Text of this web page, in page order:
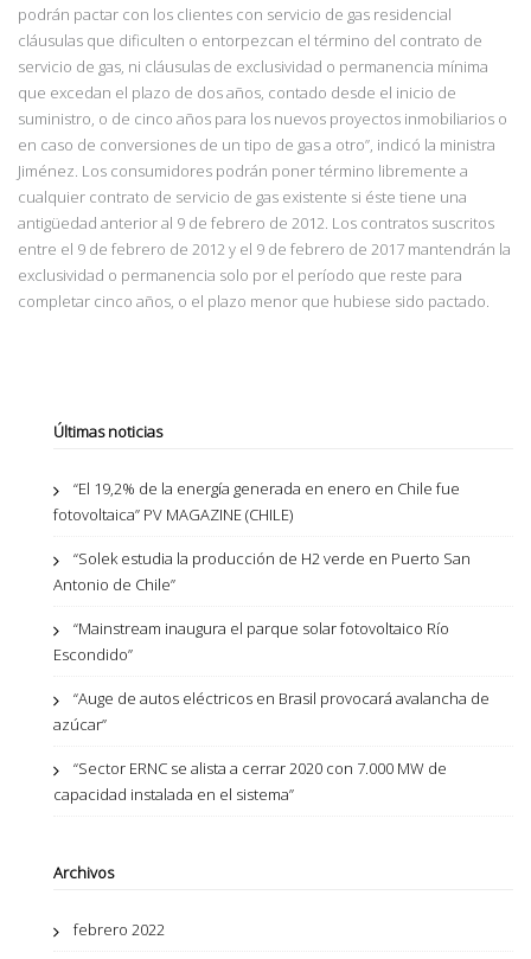
podrán pactar con los clientes con servicio de gas residencial
cláusulas que dificulten o entorpezcan el término del contrato de
servicio de gas, ni cláusulas de exclusividad o permanencia mínima
que excedan el plazo de dos años, contado desde el inicio de
suministro, o de cinco años para los nuevos proyectos inmobiliarios o
en caso de conversiones de un tipo de gas a otro”, indicó la ministra
Jiménez. Los consumidores podrán poner término libremente a
cualquier contrato de servicio de gas existente si éste tiene una
antigüedad anterior al 9 de febrero de 2012. Los contratos suscritos
entre el 9 de febrero de 2012 y el 9 de febrero de 2017 mantendrán la
exclusividad o permanencia solo por el período que reste para
completar cinco años, o el plazo menor que hubiese sido pactado.
Últimas noticias
“El 19,2% de la energía generada en enero en Chile fue
fotovoltaica” PV MAGAZINE (CHILE)
“Solek estudia la producción de H2 verde en Puerto San
Antonio de Chile”
“Mainstream inaugura el parque solar fotovoltaico Río
Escondido”
“Auge de autos eléctricos en Brasil provocará avalancha de
azúcar”
“Sector ERNC se alista a cerrar 2020 con 7.000 MW de
capacidad instalada en el sistema”
Archivos
febrero 2022